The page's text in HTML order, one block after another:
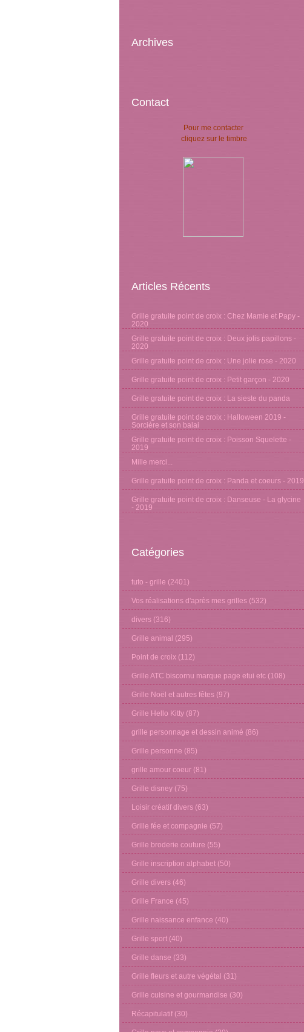
Archives
Contact
Pour me contacter
cliquez sur le timbre
Articles Récents
Grille gratuite point de croix : Chez Mamie et Papy -
2020
Grille gratuite point de croix : Deux jolis papillons -
2020
Grille gratuite point de croix : Une jolie rose - 2020
Grille gratuite point de croix : Petit garçon - 2020
Grille gratuite point de croix : La sieste du panda
Grille gratuite point de croix : Halloween 2019 -
Sorcière et son balai
Grille gratuite point de croix : Poisson Squelette -
2019
Mille merci...
Grille gratuite point de croix : Panda et coeurs - 2019
Grille gratuite point de croix : Danseuse - La glycine
- 2019
Catégories
tuto - grille (2401)
Vos réalisations d'après mes grilles (532)
divers (316)
Grille animal (295)
Point de croix (112)
Grille ATC biscornu marque page etui etc (108)
Grille Noël et autres fêtes (97)
Grille Hello Kitty (87)
grille personnage et dessin animé (86)
Grille personne (85)
grille amour coeur (81)
Grille disney (75)
Loisir créatif divers (63)
Grille fée et compagnie (57)
Grille broderie couture (55)
Grille inscription alphabet (50)
Grille divers (46)
Grille France (45)
Grille naissance enfance (40)
Grille sport (40)
Grille danse (33)
Grille fleurs et autre végétal (31)
Grille cuisine et gourmandise (30)
Récapitulatif (30)